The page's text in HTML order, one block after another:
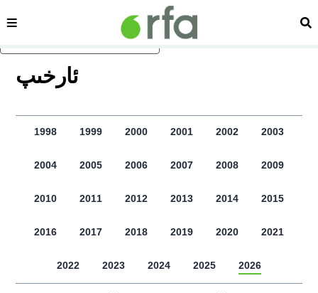
asasliq mezmungha atlang
sehipe
ﺋﺎﺭﺧﯩﭗ
1998 1999 2000 2001 2002 2003
2004 2005 2006 2007 2008 2009
2010 2011 2012 2013 2014 2015
2016 2017 2018 2019 2020 2021
2022 2023 2024 2025 2026